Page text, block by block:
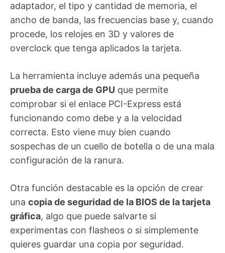
adaptador, el tipo y cantidad de memoria, el
ancho de banda, las frecuencias base y, cuando
procede, los relojes en 3D y valores de
overclock que tenga aplicados la tarjeta.
La herramienta incluye además una pequeña
prueba de carga de GPU que permite
comprobar si el enlace PCI-Express está
funcionando como debe y a la velocidad
correcta. Esto viene muy bien cuando
sospechas de un cuello de botella o de una mala
configuración de la ranura.
Otra función destacable es la opción de crear
una copia de seguridad de la BIOS de la tarjeta
gráfica, algo que puede salvarte si
experimentas con flasheos o si simplemente
quieres guardar una copia por seguridad.